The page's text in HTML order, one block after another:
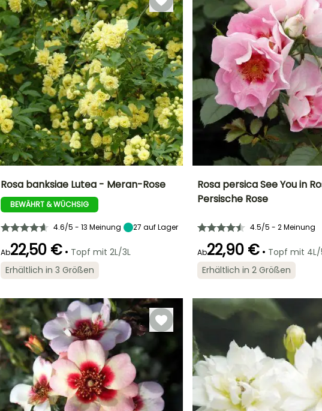
Höhe bei Reife Breite bei Reife
Blütezeit
Geeigneter
Zeitraum für die
Januar für Juni,
September für
Dezember
Rosa banksiae Lutea - Meran-Rose
BEWÄHRT & WÜCHSIG
4.6/5 - 13 Meinung 27 auf Lager
Ab22,50 € • Topf mit 2L/3L
Erhältlich in 3 Größen
Blütezeit
Geeigneter
Zeitraum für die
Februar für April,
Oktober für
Dezember
Rosa persica See You in
Persische Rose
4.5/5 - 2 Meinung
Ab22,90 € • Topf mit 4L/
Erhältlich in 2 Größen